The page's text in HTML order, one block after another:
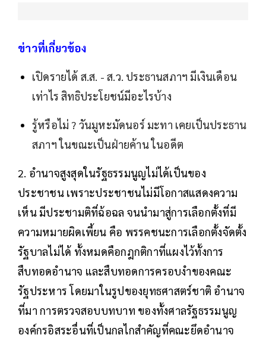
ข่าวที่เกี่ยวข้อง
เปิดรายได้ ส.ส. - ส.ว. ประธานสภาฯ มีเงินเดือน
เท่าไร สิทธิประโยชน์มีอะไรบ้าง
รู้หรือไม่ ? วันมูหะมัดนอร์ มะทา เคยเป็นประธาน
สภาฯ ในขณะเป็นฝ่ายค้าน ในอดีต
2. อำนาจสูงสุดในรัฐธรรมนูญไม่ได้เป็นของ
ประชาชน เพราะประชาชนไม่มีโอกาสแสดงความ
เห็น มีประชามติที่ฉ้อฉล จนนำมาสู่การเลือกตั้งที่มี
ความหมายผิดเพี้ยน คือ พรรคชนะการเลือกตั้งจัดตั้ง
รัฐบาลไม่ได้ ทั้งหมดคือกฎกติกาที่แผงไว้ทั้งการ
สืบทอดอำนาจ และสืบทอดการครอบงำของคณะ
รัฐประหาร โดยมาในรูปของยุทธศาสตร์ชาติ อำนาจ
ที่มา การตรวจสอบบทบาท ของทั้งศาลรัฐธรรมนูญ
องค์กรอิสระอื่นที่เป็นกลไกสำคัญที่คณะยึดอำนาจ